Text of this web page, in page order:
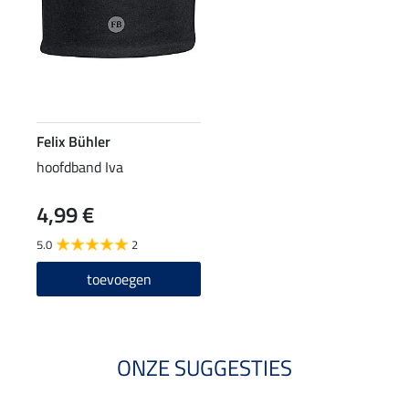
Felix Bühler
hoofdband Iva
4,99 €
5.0 2
toevoegen
ONZE SUGGESTIES